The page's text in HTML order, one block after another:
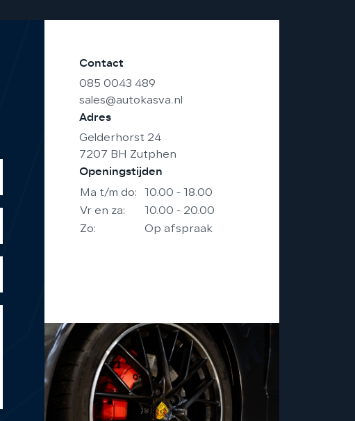
Contact
085 0043 489
sales@autokasva.nl
Adres
Gelderhorst 24
7207 BH Zutphen
Openingstijden
Ma t/m do:
10.00 - 18.00
Vr en za:
10.00 - 20.00
Zo:
Op afspraak